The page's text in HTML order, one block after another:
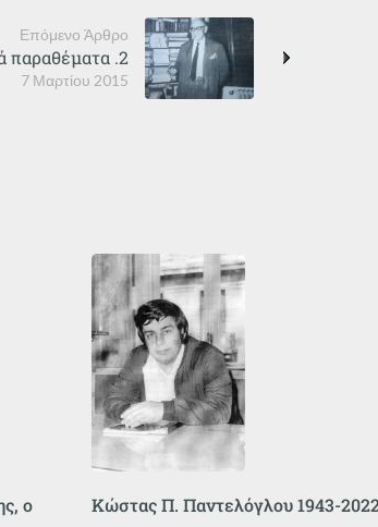
Επόμενο Άρθρο
7 Μαρτίου 2015
παραθέματα .2
ο
Κώστας Π. Παντελόγλου 1943-